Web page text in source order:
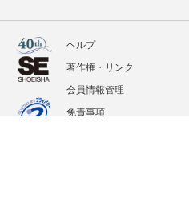
ヘルプ
著作権・リンク
会員情報管理
免責事項